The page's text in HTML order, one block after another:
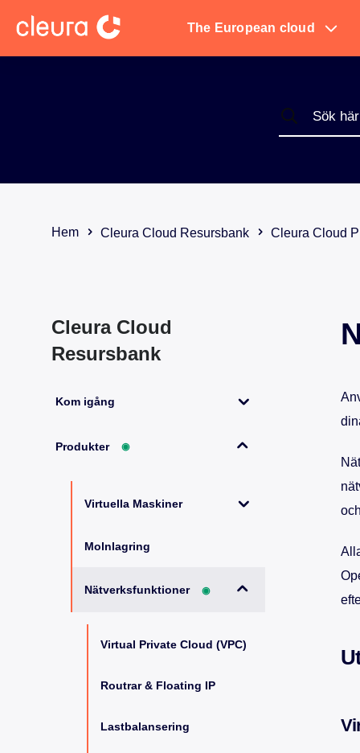
The European cloud
Hem Cleura Cloud Resursbank Cleura Cloud
Cleura Cloud
Resursbank
Kom igång
Produkter ◉
Virtuella Maskiner
Molnlagring
Nätverksfunktioner ◉
Virtual Private Cloud (VPC)
Routrar & Floating IP
Lastbalansering